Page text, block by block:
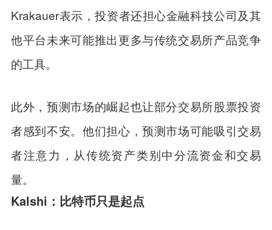
Krakauer表示，投资者还担心金融科技公司及其
他平台未来可能推出更多与传统交易所产品竞争
的工具。
此外，预测市场的崛起也让部分交易所股票投资
者感到不安。他们担心，预测市场可能吸引交易
者注意力，从传统资产类别中分流资金和交易
量。
Kalshi：比特币只是起点